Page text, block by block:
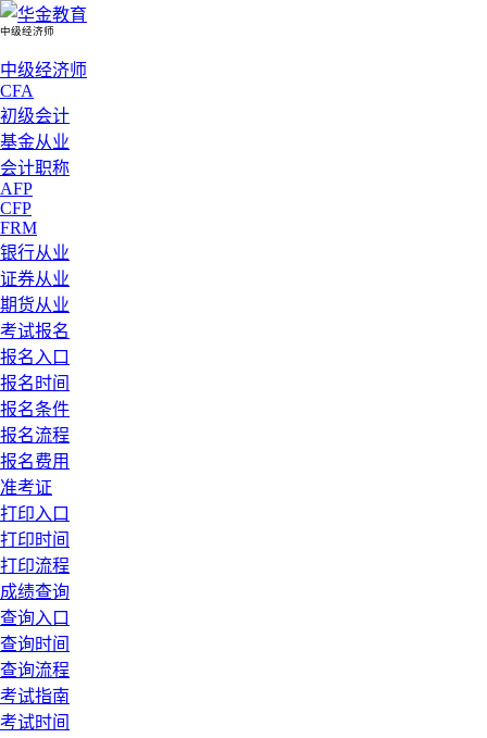
中级经济师
中级经济师
CFA
初级会计
基金从业
会计职称
AFP
CFP
FRM
银行从业
证券从业
期货从业
考试报名
报名入口
报名时间
报名条件
报名流程
报名费用
准考证
打印入口
打印时间
打印流程
成绩查询
查询入口
查询时间
查询流程
考试指南
考试时间